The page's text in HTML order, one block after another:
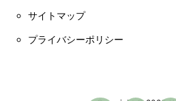
サイトマップ
プライバシーポリシー